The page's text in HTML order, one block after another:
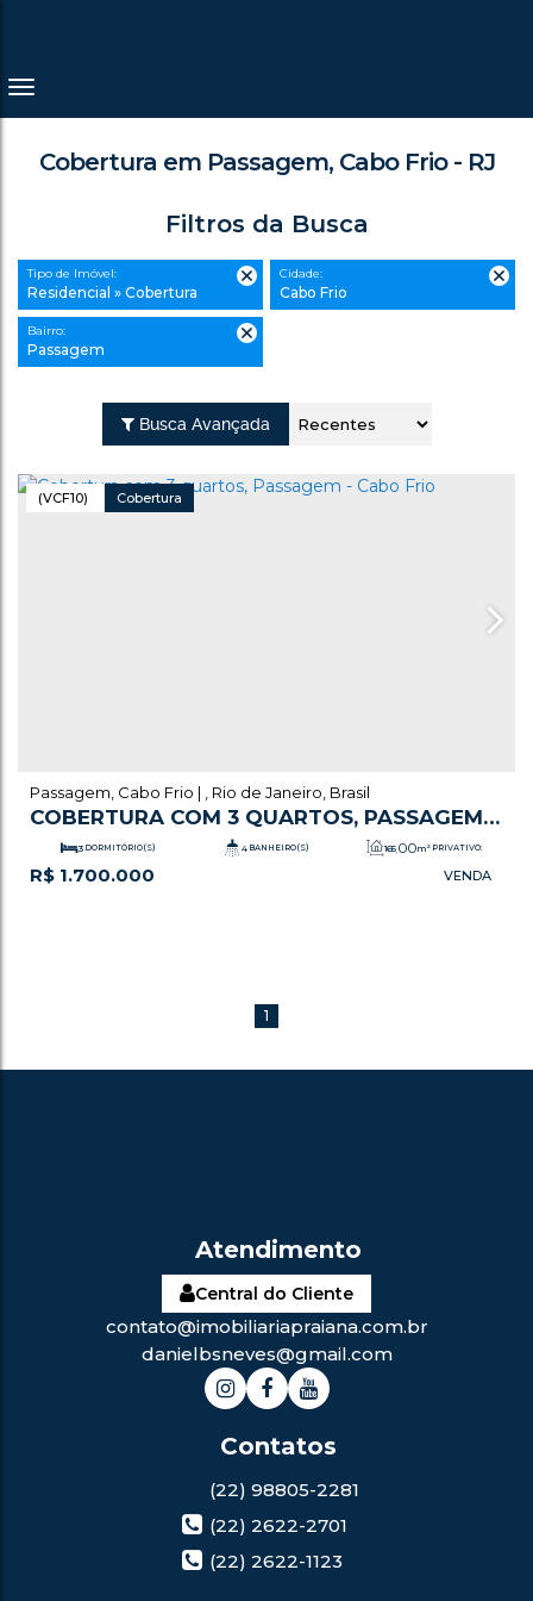
Cobertura em Passagem, Cabo Frio - RJ
Filtros da Busca
Tipo de Imóvel:
Residencial » Cobertura
Cidade:
Cabo Frio
Bairro:
Passagem
Busca Avançada
(VCF10) Cobertura
COBERTURA COM 3 QUARTOS, PASSAGEM -
CABO FRIO
R$ 1.700.000
Passagem Cabo Frio Rio de Janeiro Brasil
3 DORMITÓRIO(S) 4 BANHEIRO(S) PRIVATIVO:
165.00m²
2 SALA(S) VAGA(S)
1
Central do Cliente
contato@imobiliariapraiana.com.br
danielbsneves@gmail.com
(22) 98805-2281
(22) 2622-2701
(22) 2622-1123